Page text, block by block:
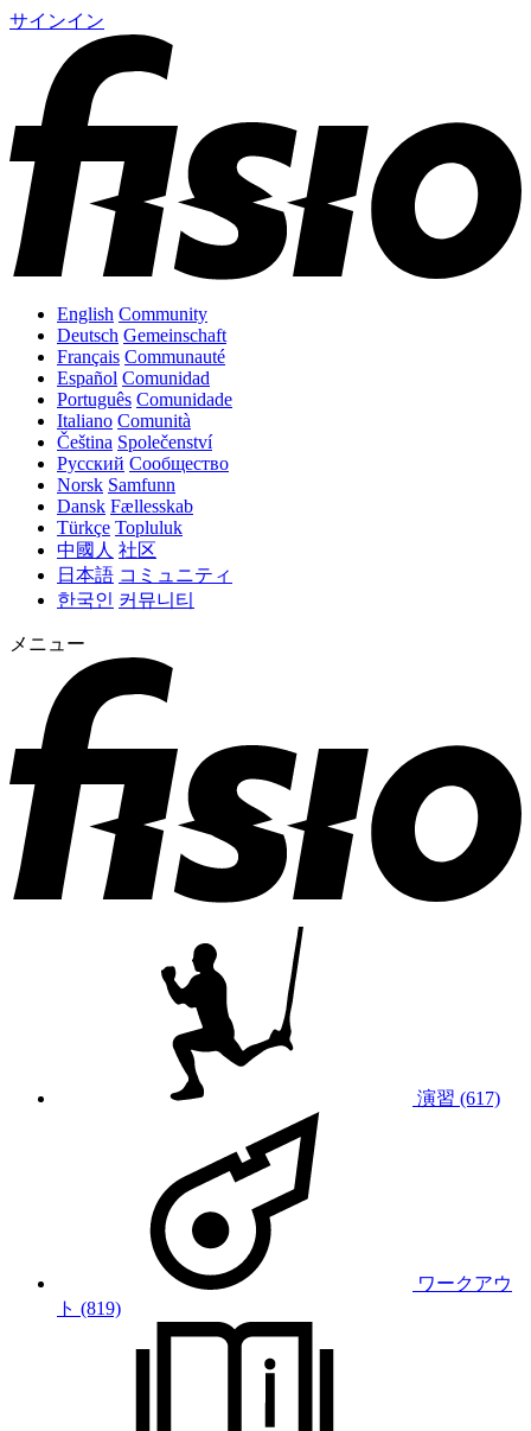
サインイン
English Community
Deutsch Gemeinschaft
Français Communauté
Español Comunidad
Português Comunidade
Italiano Comunità
Čeština Společenství
Русский Сообщество
Norsk Samfunn
Dansk Fællesskab
Türkçe Topluluk
中國人 社区
日本語 コミュニティ
한국인 커뮤니티
メニュー
演習 (617)
ワークアウ
ト (819)